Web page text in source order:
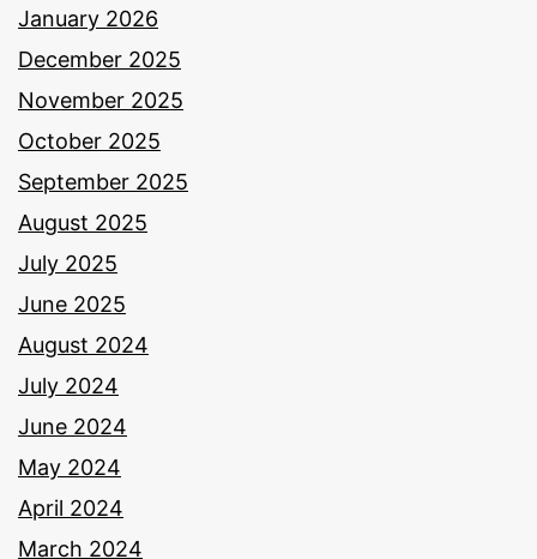
January 2026
December 2025
November 2025
October 2025
September 2025
August 2025
July 2025
June 2025
August 2024
July 2024
June 2024
May 2024
April 2024
March 2024